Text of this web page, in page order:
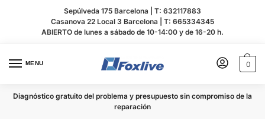
Sepúlveda 175 Barcelona | T: 632117883
Casanova 22 Local 3 Barcelona | T: 665334345
ABIERTO de lunes a sábado de 10-14:00 y de 16-20 h.
MENU 0
Diagnóstico gratuito del problema y presupuesto sin compromiso de la
reparación